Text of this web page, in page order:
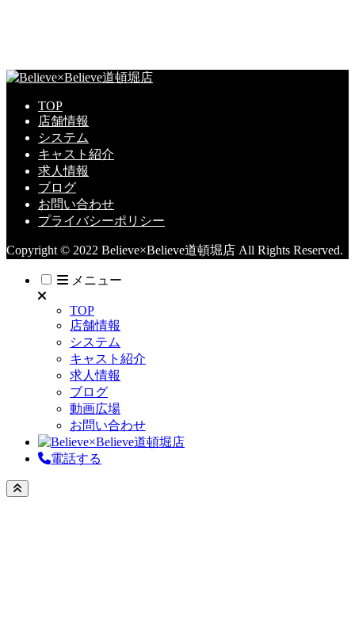
TOP
店舗情報
システム
キャスト紹介
求人情報
ブログ
お問い合わせ
プライバシーポリシー
Copyright © 2022 Believe×Believe道頓堀店 All Rights Reserved.
メニュー
TOP
店舗情報
システム
キャスト紹介
求人情報
ブログ
動画広場
お問い合わせ
電話する